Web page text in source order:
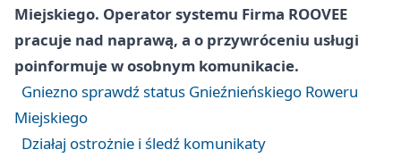
Miejskiego. Operator systemu Firma ROOVEE
pracuje nad naprawą, a o przywróceniu usługi
poinformuje w osobnym komunikacie.
Gniezno sprawdź status Gnieźnieńskiego Roweru
Miejskiego
Działaj ostrożnie i śledź komunikaty